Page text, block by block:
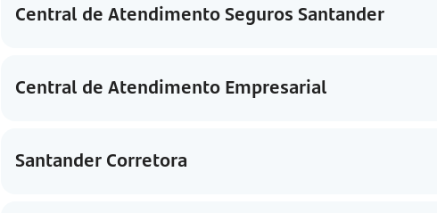
Central de Atendimento Seguros Santander
Central de Atendimento Empresarial
Santander Corretora